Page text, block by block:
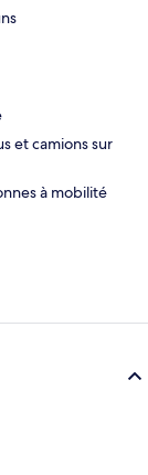
et camions sur
à mobilité